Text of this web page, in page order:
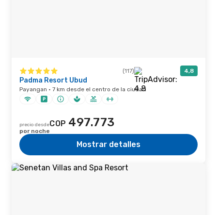
(117) 4,8
Padma Resort Ubud
Payangan · 7 km desde el centro de la ciudad
precio desdeCOP 497.773
por noche
Mostrar detalles